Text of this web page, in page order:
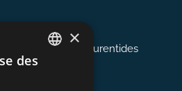
2823
Cantons et les Laurentides
×
des